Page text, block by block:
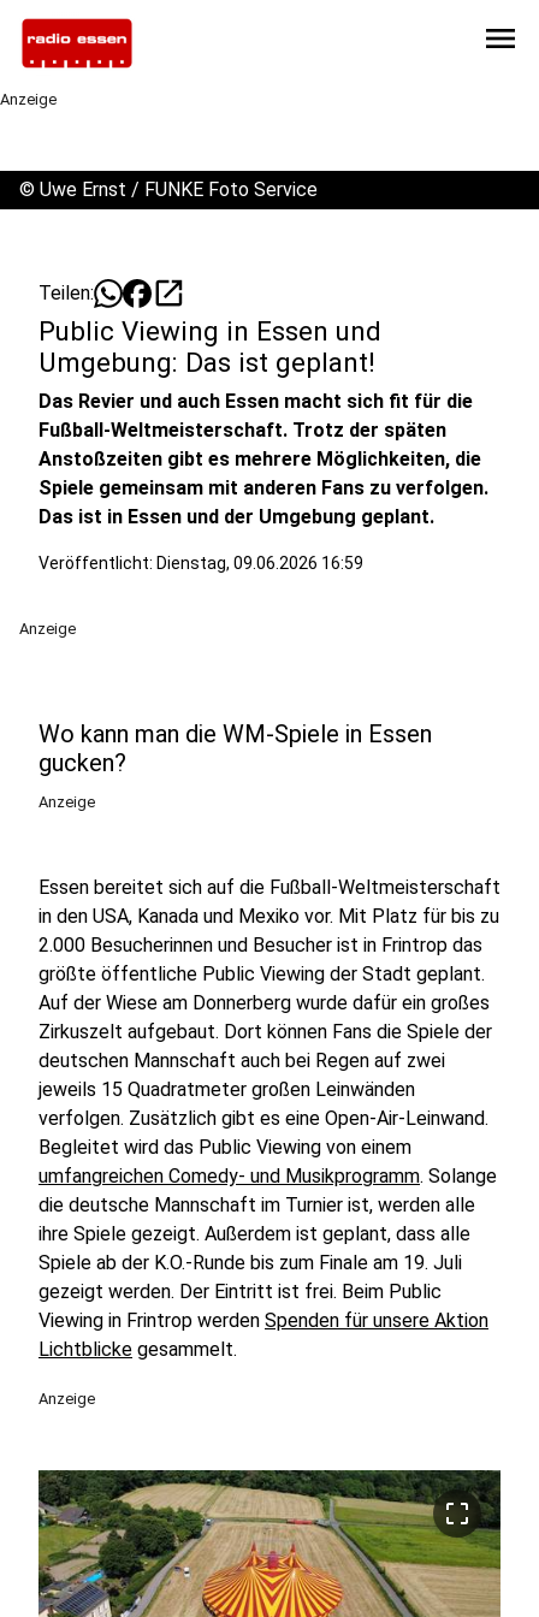
menu
Anzeige
© Uwe Ernst / FUNKE Foto Service
Teilen: open_in_new
Public Viewing in Essen und
Umgebung: Das ist geplant!
Das Revier und auch Essen macht sich fit für die
Fußball-Weltmeisterschaft. Trotz der späten
Anstoßzeiten gibt es mehrere Möglichkeiten, die
Spiele gemeinsam mit anderen Fans zu verfolgen.
Das ist in Essen und der Umgebung geplant.
Veröffentlicht: Dienstag, 09.06.2026 16:59
Anzeige
Wo kann man die WM-Spiele in Essen
gucken?
Anzeige
Essen bereitet sich auf die Fußball-Weltmeisterschaft
in den USA, Kanada und Mexiko vor. Mit Platz für bis zu
2.000 Besucherinnen und Besucher ist in Frintrop das
größte öffentliche Public Viewing der Stadt geplant.
Auf der Wiese am Donnerberg wurde dafür ein großes
Zirkuszelt aufgebaut. Dort können Fans die Spiele der
deutschen Mannschaft auch bei Regen auf zwei
jeweils 15 Quadratmeter großen Leinwänden
verfolgen. Zusätzlich gibt es eine Open-Air-Leinwand.
Begleitet wird das Public Viewing von einem
umfangreichen Comedy- und Musikprogramm. Solange
die deutsche Mannschaft im Turnier ist, werden alle
ihre Spiele gezeigt. Außerdem ist geplant, dass alle
Spiele ab der K.O.-Runde bis zum Finale am 19. Juli
gezeigt werden. Der Eintritt ist frei. Beim Public
Viewing in Frintrop werden Spenden für unsere Aktion
Lichtblicke gesammelt.
Anzeige
crop_free